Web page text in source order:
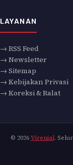
LAYANAN
→ RSS Feed
→ Newsletter
→ Sitemap
→ Kebijakan Privasi
→ Koreksi & Ralat
© 2026Virenial.